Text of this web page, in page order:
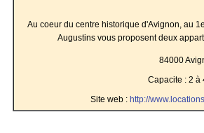
Au coeur du centre historique d'Avignon, au
Augustins vous proposent deux
84000
Capacite : 2 à
Site web : http://